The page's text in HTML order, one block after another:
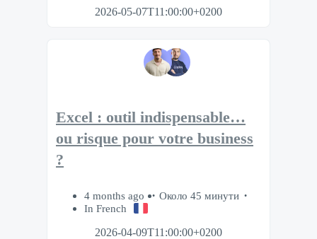
2026-05-07T11:00:00+0200
Excel : outil indispensable…
ou risque pour votre business
?
4 months ago
Около 45 минути
In French
2026-04-09T11:00:00+0200